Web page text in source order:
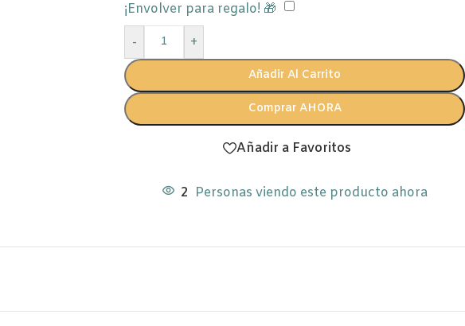
¡Envolver para regalo! 🎁
-
+
Añadir Al Carrito
Comprar AHORA
Añadir a Favoritos
2 Personas viendo este producto ahora